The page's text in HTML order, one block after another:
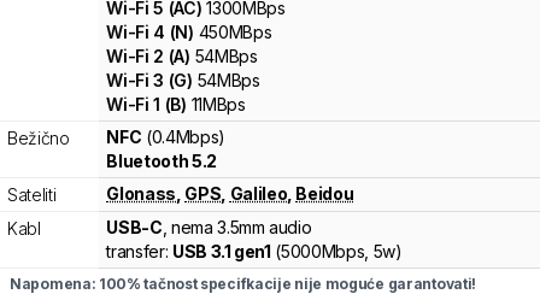
Wi-Fi5 (AC) 1300MBps
Wi-Fi 4 (N) 450MBps
Wi-Fi 2 (A) 54MBps
Wi-Fi3 (G) 54MBps
Wi-Fi1 (B) 11MBps
Bežično
NFC (0.4Mbps)
Bluetooth 5.2
Sateliti
Glonass GPS Galileo Beidou
Kabl
USB-C , nema 3.5mm audio
transfer: USB 3.1 gen1 (5000Mbps, 5w)
Napomena: 100% tačnost specifkacije nije moguće garantovati!